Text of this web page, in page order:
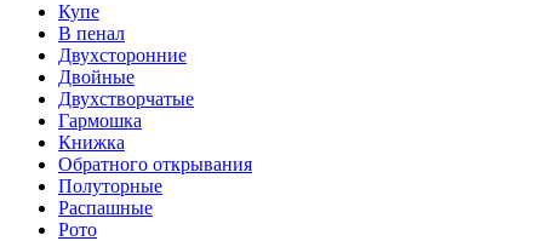
Купе
В пенал
Двухсторонние
Двойные
Двухстворчатые
Гармошка
Книжка
Обратного открывания
Полуторные
Распашные
Рото